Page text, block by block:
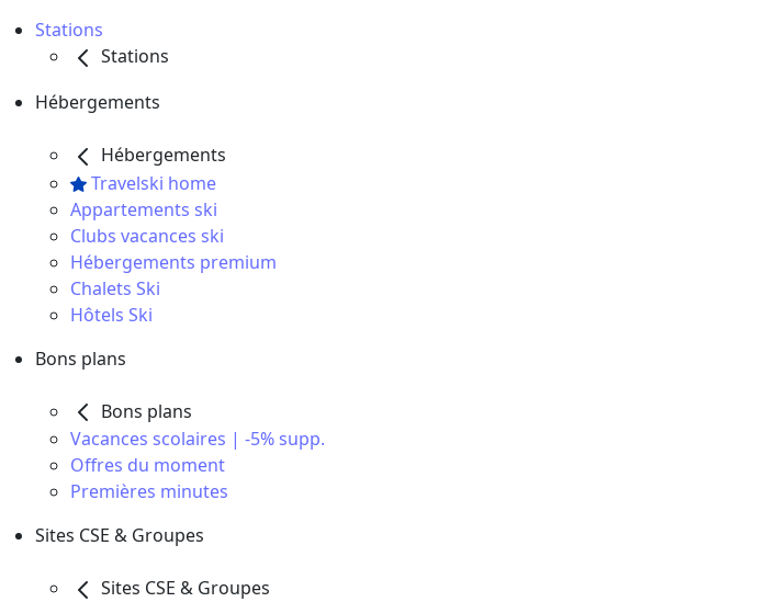
Stations
Stations
Hébergements
Hébergements
Travelski home
Appartements ski
Clubs vacances ski
Hébergements premium
Chalets Ski
Hôtels Ski
Bons plans
Bons plans
Vacances scolaires | -5% supp.
Offres du moment
Premières minutes
Sites CSE & Groupes
Sites CSE & Groupes